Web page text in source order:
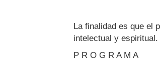
La finalidad es que el
intelectual y espiritual.
P R O G R A M A